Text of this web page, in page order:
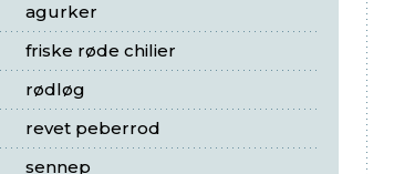
agurker
friske røde chilier
rødløg
revet peberrod
sennep